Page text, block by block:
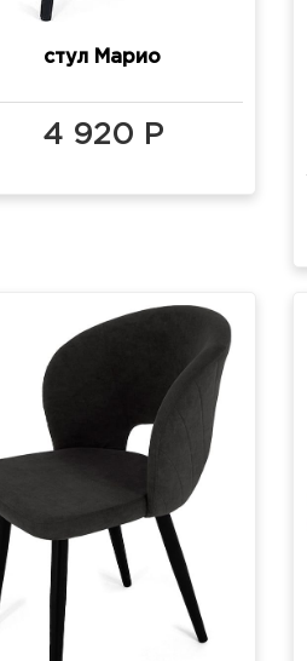
стул Марио
4 920 Р